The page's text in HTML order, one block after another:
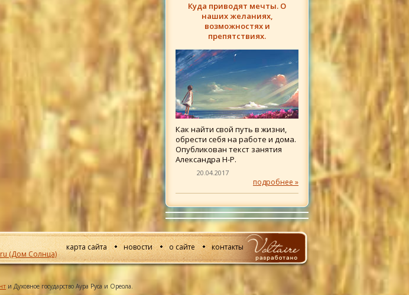
Куда приводят мечты. О
наших желаниях,
возможностях и
препятствиях.
Как найти свой путь в жизни,
обрести себя на работе и дома.
Опубликован текст занятия
Александра Н-Р.
20.04.2017
подробнее »
карта сайта новости о сайте контакты
и Духовное государство Аура Руса и Ореола.